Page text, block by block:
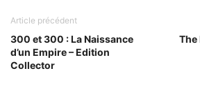
Article précédent
300 et 300 : La Naissance
d’un Empire – Edition
Collector
The